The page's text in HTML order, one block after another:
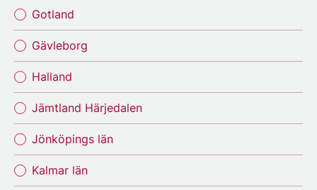
Gotland
Gävleborg
Halland
Jämtland Härjedalen
Jönköpings län
Kalmar län